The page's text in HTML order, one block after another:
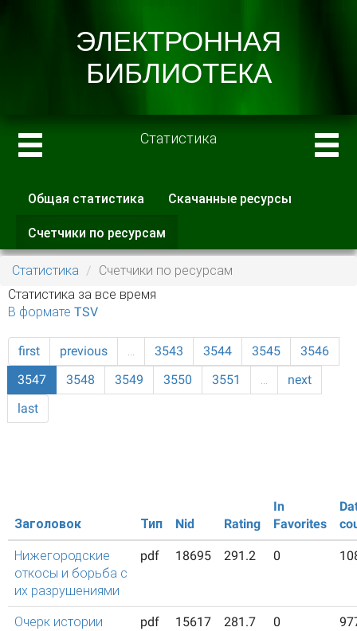
Статистика
Главные вкладки
Общая статистика Скачанные ресурсы
Счетчики по ресурсам
вкладка)
Статистика
Счетчики по ресурсам
Статистика за все время
В формате TSV
first previous … 3543 3544 3545
3546
3547
3548 3549 3550 3551 …
next
last
Заголовок Тип Nid Rating
In
Favorites
Нижегородские
откосы и борьба с
их разрушениями
pdf 18695 291.2 0
Очерк истории
pdf 15617 281.7 0